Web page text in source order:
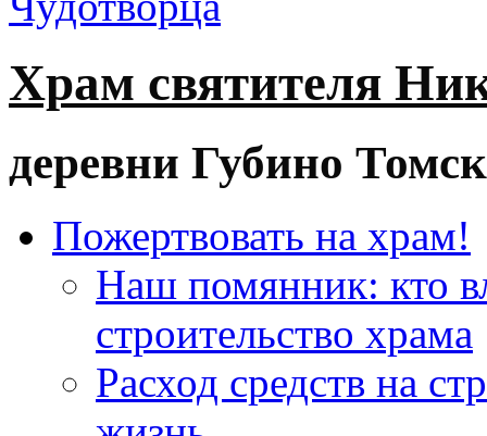
Храм святителя
деревни Губино
Пожертвовать на храм!
Наш помянник: кто
строительство храма
Расход средств на